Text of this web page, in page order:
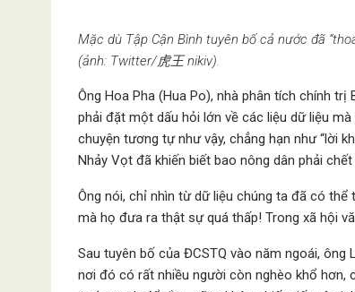
Mặc dù Tập Cận Bình tuyên bố cả nước đã
(ảnh: Twitter/虎王 nikiv).
Ông Hoa Pha (Hua Po), nhà phân tích chính trị
phải đặt một dấu hỏi lớn về các liệu dữ liệu
chuyện tương tự như vậy, chẳng hạn như “lời
Nhảy Vọt đã khiến biết bao nông dân phải
Ông nói, chỉ nhìn từ dữ liệu chúng ta đã có
mà họ đưa ra thật sự quá thấp! Trong xã hội
Sau tuyên bố của ĐCSTQ vào năm ngoái,
nơi đó có rất nhiều người còn nghèo khổ